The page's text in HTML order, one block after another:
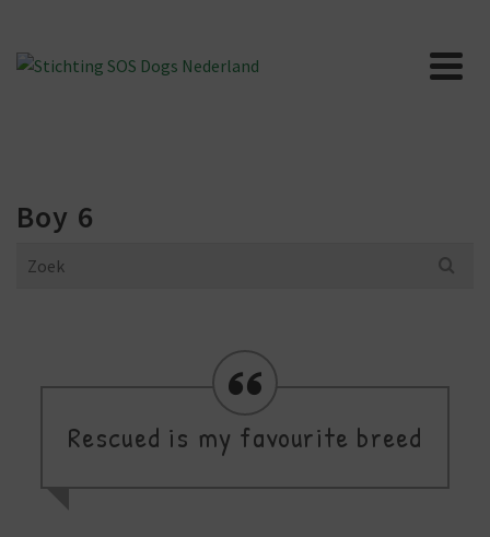
Boy 6
Search
Rescued is my favourite breed